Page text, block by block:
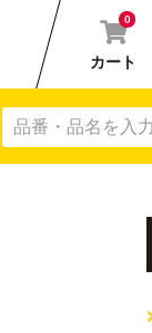
カート
0